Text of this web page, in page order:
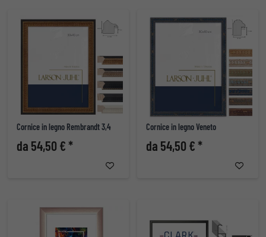
Cornice in legno Rembrandt 3,4
da 54,50 € *
Cornice in legno Veneto
da 54,50 € *